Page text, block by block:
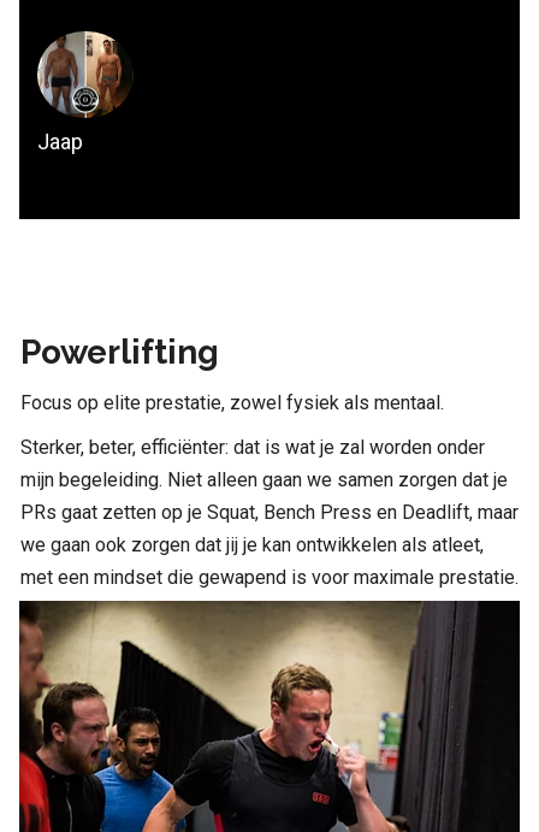
Jaap
Powerlifting
Focus op elite prestatie, zowel fysiek als mentaal.
Sterker, beter, efficiënter: dat is wat je zal worden onder
mijn begeleiding. Niet alleen gaan we samen zorgen dat je
PRs gaat zetten op je Squat, Bench Press en Deadlift, maar
we gaan ook zorgen dat jij je kan ontwikkelen als atleet,
met een mindset die gewapend is voor maximale prestatie.